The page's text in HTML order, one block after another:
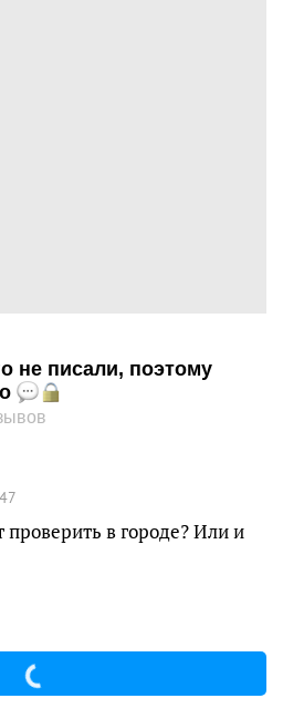
не писали, поэтому
в городе? Или и